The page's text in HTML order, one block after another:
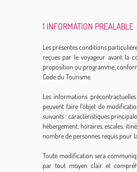
1 INFORMATION PREALABLE
Les présentes conditions
reçues par le voyageur avant la
proposition ou programme,
Code du Tourisme.
Les informations
peuvent faire l’objet de
suivants : caractéristiques
hébergement, horaires, escales,
nombre de personnes requis pour
Toute modification sera
par tout moyen clair et